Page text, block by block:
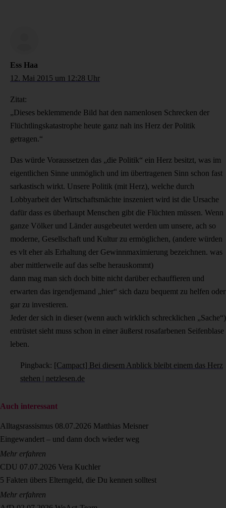
Ess Haa
12. Mai 2015 um 12:28 Uhr
Zitat:
„Dieses beklemmende Bild hat den namenlosen Schrecken der
Flüchtlingskatastrophe heute ganz nah ins Herz der Politik
getragen.“
Das würde Voraussetzen das „die Politik“ ein Herz besitzt, was im
eigentlichen Sinne unmöglich und im übertragenen Sinn schon fast
sarkastisch wirkt. Unsere Politik (mit Herz), welche durch
Lobbyarbeit der Wirtschaftsmächte inszeniert wird ist die Ursache
dafür dass es überhaupt Menschen gibt die Flüchten müssen. Wenn
ganze Völker und Länder ausgebeutet werden um unsere, ach so
moderne, Gesellschaft und Kultur zu ermöglichen, (andere würden
es vlt eher als Erhaltung der Gewinnmaximierung bezeichnen. was
aber mittlerweile auf das selbe herauskommt)
dann mag man sich doch bitte nicht darüber echauffieren und
erwarten das irgendjemand „hier“ sich dazu bequemt zu helfen oder
gar zu investieren.
Jeder der sich in dieser (wenn auch wirklich schrecklichen „Sache“)
entrüstet sieht muss schon in einer äußerst rosafarbenen Seifenblase
leben.
Pingback: [Campact] Bei diesem Anblick bleibt einem das Herz
stehen | netzlesen.de
Auch interessant
Alltagsrassismus 08.07.2026 Matthias Meisner
Eingewandert – und dann doch wieder weg
Mehr erfahren
CDU 07.07.2026 Vera Kuchler
5 Fakten übers Elterngeld, die Du kennen solltest
Mehr erfahren